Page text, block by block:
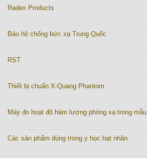
Radex Products
Bảo hộ chống bức xạ Trung Quốc
RST
Thiết bị chuẩn X-Quang Phantom
Máy đo hoạt độ hàm lượng phóng xạ trong mẫu
Các sản phẩm dùng trong y học hạt nhân